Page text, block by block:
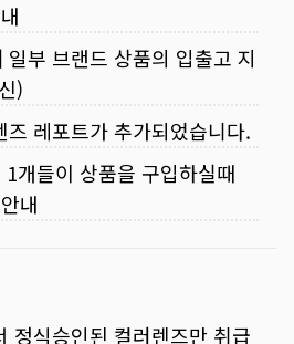
일부 브랜드 상품의 입출고 지
)
즈 레포트가 추가되었습니다.
1개들이 상품을 구입하실때
내
정식승인된 컬러렌즈만 취급